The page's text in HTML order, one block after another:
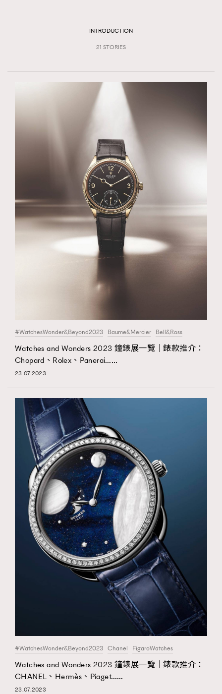
AFrenchMind
DressLikeAParisienne
FashionWeek
FigaroAesthetic
FigaroAstrology
FigaroBeauty
FigaroBeautyRitual
FigaroCeleb
FigaroCinéma
FigaroDigitalCover
FigaroExhibition
FigaroExpert
FigaroFrancais
FigaroGadget
FigaroHealth 647
FigaroHub
FigaroIcon
FigaroJewellery 87
FigaroLifestyle 230
FigaroMasterclass
FigaroMusic 90
FigaroStyle
FigaroSubculture
FigaroTalk 48
FigaroWatch 83
Grooming&Fitness 38
HommesFashion 2
HommeStyle 132
NoBagNoLife 349
People 53
TheFrenchWay 145
VAxChowSangSang 4
WatchesWonder&Beyond 21
WatchesWonder&Beyond
向ChanelN°5致敬
42
時尚熱話 537
時尚配飾 297
時裝心理學
#FigaroExhibition 群星力撐MF X Leung Mo《See
#FigaroExhibition Wyman 揭曉 Figaro Exhibition
第二站！
#FigaroIssue 容祖兒封面專訪｜追逐歌手夢
#FigaroIssue 專訪陳漢娜Hanna與Takuro｜模特
情侶談愛情
INTRODUCTION
21 STORIES
#WatchesWonder&Beyond2023 Baume&Mercier Bell&Ross
Watches and Wonders 2023 鐘錶展一覽｜錶款推介：
Chopard、Rolex、Panerai……
23.07.2023
#WatchesWonder&Beyond2023 Chanel FigaroWatches
Watches and Wonders 2023 鐘錶展一覽｜錶款推介：
CHANEL、Hermès、Piaget……
23.07.2023